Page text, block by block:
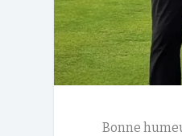
Bonne